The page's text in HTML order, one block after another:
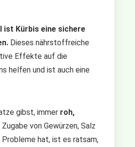
ist Kürbis eine sichere
Dieses nährstoffreiche
Effekte auf die
helfen und ist auch eine
gibst, immer roh,
von Gewürzen, Salz
hat, ist es ratsam,